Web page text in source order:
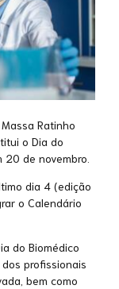
Ratinho
o Dia do
de novembro.
dia 4 (edição
o Calendário
do Biomédico
profissionais
bem como